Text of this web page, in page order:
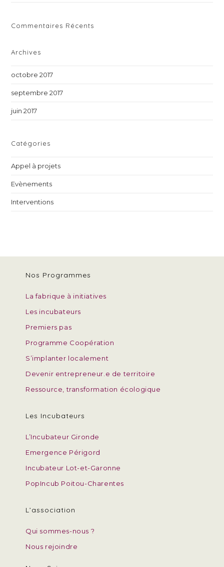
Commentaires Récents
Archives
octobre 2017
septembre 2017
juin 2017
Catégories
Appel à projets
Evènements
Interventions
Nos Programmes
La fabrique à initiatives
Les incubateurs
Premiers pas
Programme Coopération
S’implanter localement
Devenir entrepreneur.e de territoire
Ressource, transformation écologique
Les Incubateurs
L’Incubateur Gironde
Emergence Périgord
Incubateur Lot-et-Garonne
PopIncub Poitou-Charentes
L’association
Qui sommes-nous ?
Nous rejoindre